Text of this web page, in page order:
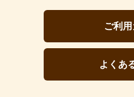
ご利
よくあ